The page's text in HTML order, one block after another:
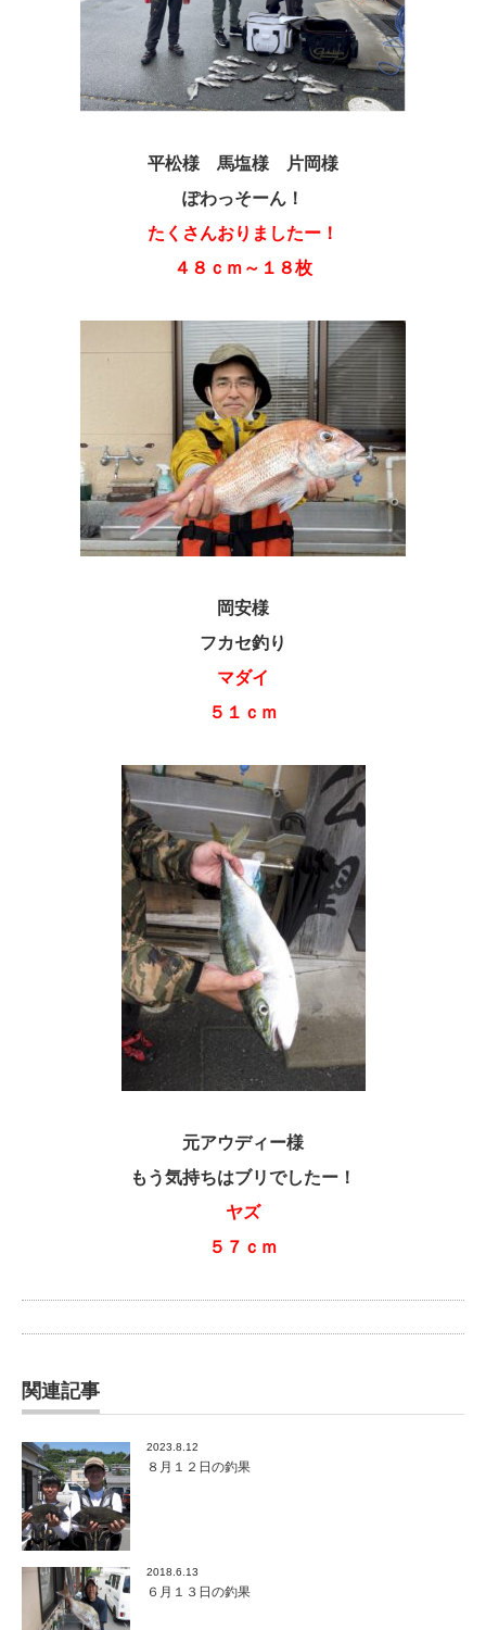
平松様 馬塩様 片岡様
ぽわっそーん！
たくさんおりましたー！
４８ｃｍ～１８枚
岡安様
フカセ釣り
マダイ
５１ｃｍ
元アウディー様
もう気持ちはブリでしたー！
ヤズ
５７ｃｍ
関連記事
2023.8.12
８月１２日の釣果
2018.6.13
６月１３日の釣果